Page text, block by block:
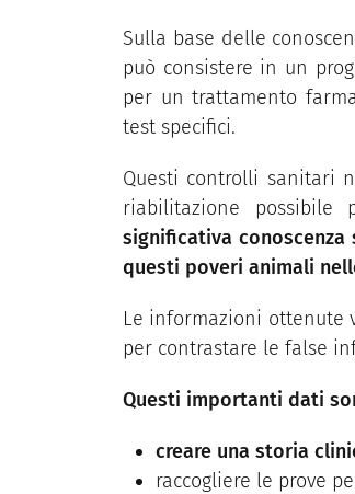
Sulla base delle
può consistere in un
per un trattamento
test specifici.
Questi controlli sanitari
riabilitazione
significativa
questi poveri animali
Le informazioni ottenute
per contrastare le false
Questi importanti dati
creare una storia
raccogliere le prove